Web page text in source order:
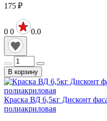
175 ₽
0 0 0.0
В корзину
Краска ВД 6,5кг Дисконт
полиакриловая